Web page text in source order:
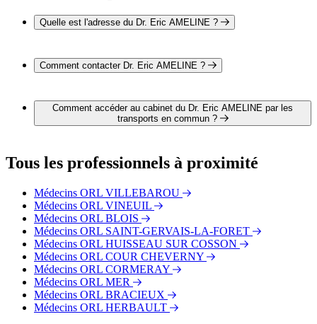
Quelle est l'adresse du Dr. Eric AMELINE ?
CHAUSSEE SAINT VICTOR
Comment contacter Dr. Eric AMELINE ?
au 02 54 58 81 34.
Comment accéder au cabinet du Dr. Eric AMELINE par les
transports en commun ?
arrêts suivants :
Bus - Moulin-Chouard
Bus - Graffard
Tous les professionnels à proximité
Médecins ORL VILLEBAROU
Médecins ORL VINEUIL
Médecins ORL BLOIS
Médecins ORL SAINT-GERVAIS-LA-FORET
Médecins ORL HUISSEAU SUR COSSON
Médecins ORL COUR CHEVERNY
Médecins ORL CORMERAY
Médecins ORL MER
Médecins ORL BRACIEUX
Médecins ORL HERBAULT